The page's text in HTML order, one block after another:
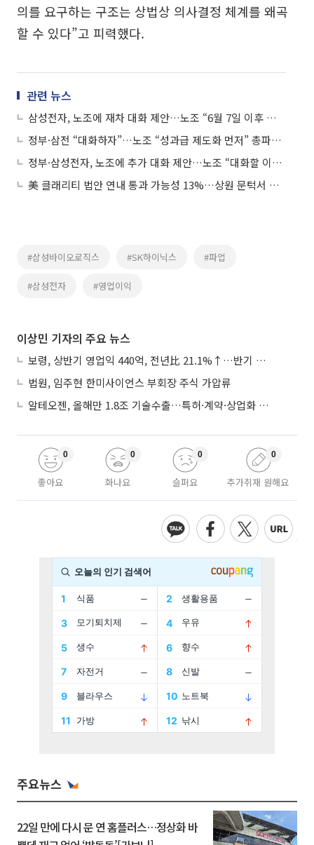
의를 요구하는 구조는 상법상 의사결정 체계를 왜곡
할 수 있다”고 피력했다.
관련 뉴스
삼성전자, 노조에 재차 대화 제안…노조 “6월 7일 이후 협의 의사”
정부·삼전 “대화하자”…노조 “성과급 제도화 먼저” 총파업 강행 방침
정부·삼성전자, 노조에 추가 대화 제안…노조 “대화할 이유 없어”
美 클래리티 법안 연내 통과 가능성 13%…상원 문턱서 제동
#삼성바이오로직스 #SK하이닉스 #파업
#삼성전자 #영업이익
이상민 기자의 주요 뉴스
보령, 상반기 영업익 440억, 전년比 21.1%↑…반기 역대 최대
법원, 임주현 한미사이언스 부회장 주식 가압류
알테오젠, 올해만 1.8조 기술수출…특허·계약·상업화 ‘삼박자’
좋아요
0
화나요
0
슬퍼요
0
추가취재 원해요
0
주요뉴스
22일 만에 다시 문 연 홈플러스…정상화 바